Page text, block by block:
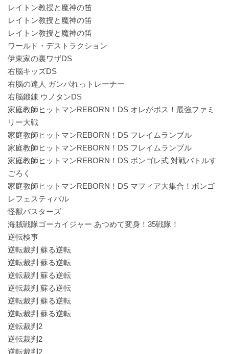
レイトン教授と魔神の笛
レイトン教授と魔神の笛
レイトン教授と魔神の笛
ワールド・デストラクション
伊東家の裏ワザDS
右脳キッズDS
右脳の達人 ガンバれっトレーナー
右脳鍛錬 ウノタンDS
家庭教師ヒットマンREBORN！DS オレがボス！最強ファミ
リー大戦
家庭教師ヒットマンREBORN！DS フレイムランブル
家庭教師ヒットマンREBORN！DS フレイムランブル
家庭教師ヒットマンREBORN！DS ボンゴレ式 対戦バトルす
ごろく
家庭教師ヒットマンREBORN！DS マフィア大集合！ボンゴ
レフェスティバル
怪獣バスターズ
海賊戦隊ゴーカイジャー あつめて変身！35戦隊！
逆転検事
逆転裁判 蘇る逆転
逆転裁判 蘇る逆転
逆転裁判 蘇る逆転
逆転裁判 蘇る逆転
逆転裁判 蘇る逆転
逆転裁判 蘇る逆転
逆転裁判2
逆転裁判2
逆転裁判2